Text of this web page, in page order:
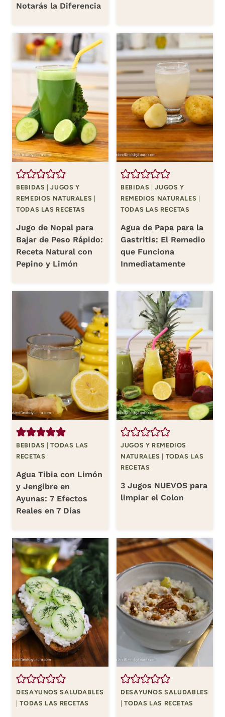
Notarás la Diferencia
BEBIDAS |JUGOS Y
REMEDIOS NATURALES
TODAS LAS RECETAS
Jugo de Nopal para
Bajar de Peso Rápido:
Receta Natural con
Pepino y Limón
BEBIDAS |JUGOS Y
REMEDIOS NATURALES
TODAS LAS RECETAS
Agua de Papa para la
Gastritis: El Remedio
que Funciona
Inmediatamente
BEBIDAS |TODAS LAS
RECETAS
Agua Tibia con Limón
y Jengibre en
Ayunas: 7 Efectos
Reales en 7 Días
JUGOS Y REMEDIOS
NATURALES
TODAS LAS
RECETAS
3 Jugos NUEVOS para
limpiar el Colon
DESAYUNOS SALUDABLES
|TODAS LAS RECETAS
DESAYUNOS SALUDABLES
|TODAS LAS RECETAS